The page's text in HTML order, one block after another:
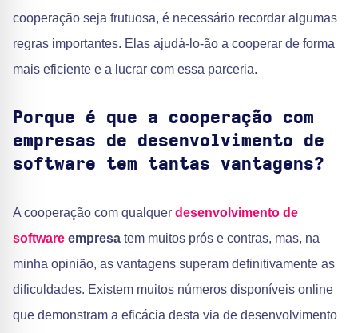
cooperação seja frutuosa, é necessário recordar algumas
regras importantes. Elas ajudá-lo-ão a cooperar de forma
mais eficiente e a lucrar com essa parceria.
Porque é que a cooperação com
empresas de desenvolvimento de
software tem tantas vantagens?
A cooperação com qualquer desenvolvimento de
software empresa tem muitos prós e contras, mas, na
minha opinião, as vantagens superam definitivamente as
dificuldades. Existem muitos números disponíveis online
que demonstram a eficácia desta via de desenvolvimento